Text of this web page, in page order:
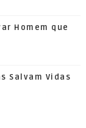
Homem que
Salvam Vidas